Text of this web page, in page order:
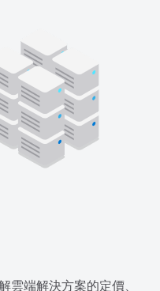
端解決方案的定價、